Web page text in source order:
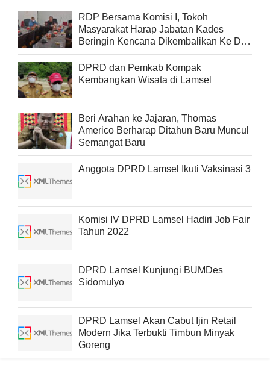
RDP Bersama Komisi I, Tokoh
Masyarakat Harap Jabatan Kades
Beringin Kencana Dikembalikan Ke Dwi
Kristanto
DPRD dan Pemkab Kompak
Kembangkan Wisata di Lamsel
Beri Arahan ke Jajaran, Thomas
Americo Berharap Ditahun Baru Muncul
Semangat Baru
Anggota DPRD Lamsel Ikuti Vaksinasi 3
Komisi IV DPRD Lamsel Hadiri Job Fair
Tahun 2022
DPRD Lamsel Kunjungi BUMDes
Sidomulyo
DPRD Lamsel Akan Cabut Ijin Retail
Modern Jika Terbukti Timbun Minyak
Goreng